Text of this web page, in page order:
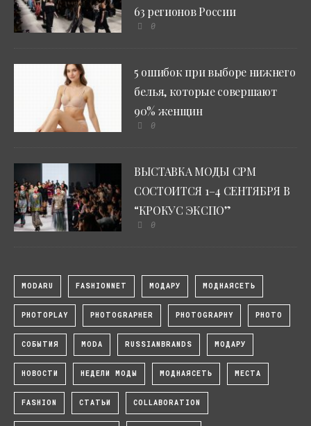
63 регионов России
0
5 ошибок при выборе нижнего
белья, которые совершают
90% женщин
0
ВЫСТАВКА МОДЫ CPM
СОСТОИТСЯ 1–4 СЕНТЯБРЯ В
“КРОКУС ЭКСПО”
0
MODARU FASHIONNET МОДАРУ МОДНАЯСЕТЬ
PHOTOPLAY PHOTOGRAPHER PHOTOGRAPHY PHOTO
СОБЫТИЯ MODA RUSSIANBRANDS МОДАРУ
НОВОСТИ НЕДЕЛИ МОДЫ МОДНАЯСЕТЬ МЕСТА
FASHION СТАТЬИ COLLABORATION